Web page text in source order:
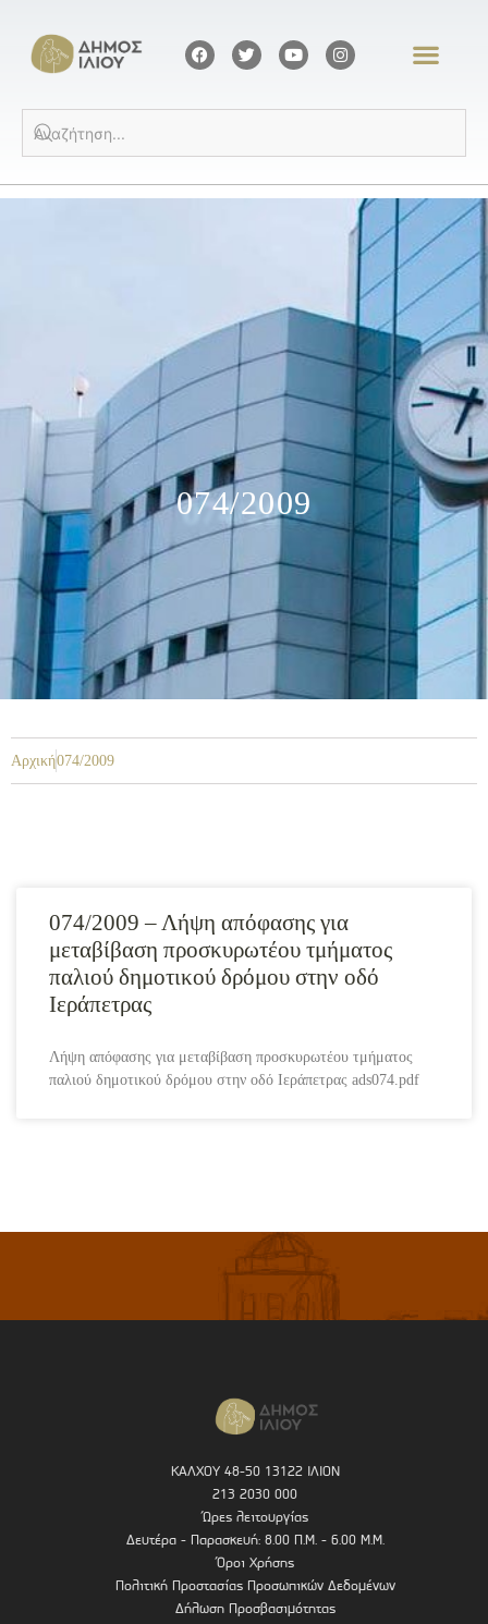
074/2009
Αρχική074/2009
074/2009 – Λήψη απόφασης για
μεταβίβαση προσκυρωτέου τμήματος
παλιού δημοτικού δρόμου στην οδό
Ιεράπετρας
Λήψη απόφασης για μεταβίβαση προσκυρωτέου τμήματος
παλιού δημοτικού δρόμου στην οδό Ιεράπετρας ads074.pdf
ΚΑΛΧΟΥ 48-50 13122 ΙΛΙΟΝ
213 2030 000
Ώρες λειτουργίας
Δευτέρα - Παρασκευή: 8.00 Π.Μ. - 6.00 Μ.Μ.
Όροι Χρήσης
Πολιτική Προστασίας Προσωπικών Δεδομένων
Δήλωση Προσβασιμότητας